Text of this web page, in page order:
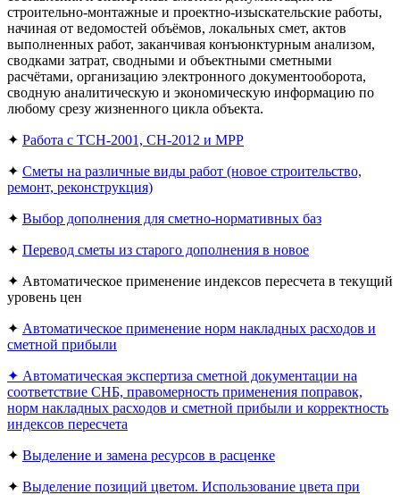
строительно-монтажные и проектно-изыскательские работы,
начиная от ведомостей объёмов, локальных смет, актов
выполненных работ, заканчивая конъюнктурным анализом,
сводками затрат, сводными и объектными сметными
расчётами, организацию электронного документооборота,
сводную аналитическую и экономическую информацию по
любому срезу жизненного цикла объекта.
✦ Работа с ТСН-2001, СН-2012 и МРР
✦ Сметы на различные виды работ (новое строительство,
ремонт, реконструкция)
✦ Выбор дополнения для сметно-нормативных баз
✦ Перевод сметы из старого дополнения в новое
✦ Автоматическое применение индексов пересчета в текущий
уровень цен
✦ Автоматическое применение норм накладных расходов и
сметной прибыли
✦ Автоматическая экспертиза сметной документации на
соответствие СНБ, правомерность применения поправок,
норм накладных расходов и сметной прибыли и корректность
индексов пересчета
✦ Выделение и замена ресурсов в расценке
✦ Выделение позиций цветом. Использование цвета при